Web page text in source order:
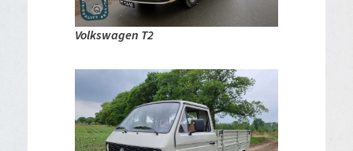
Volkswagen T2